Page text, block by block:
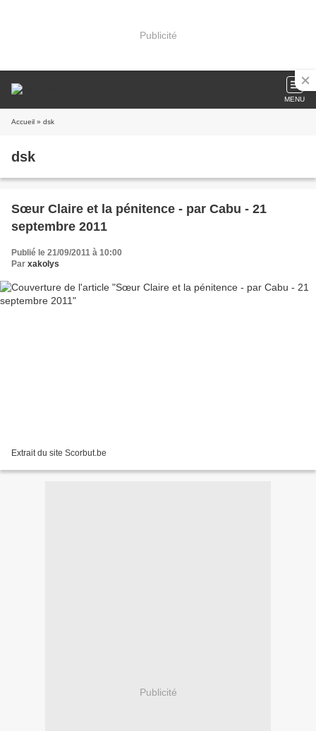
Publicité
MENU
Accueil » dsk
dsk
Sœur Claire et la pénitence - par Cabu - 21
septembre 2011
Publié le 21/09/2011 à 10:00
Par xakolys
Extrait du site Scorbut.be
Publicité